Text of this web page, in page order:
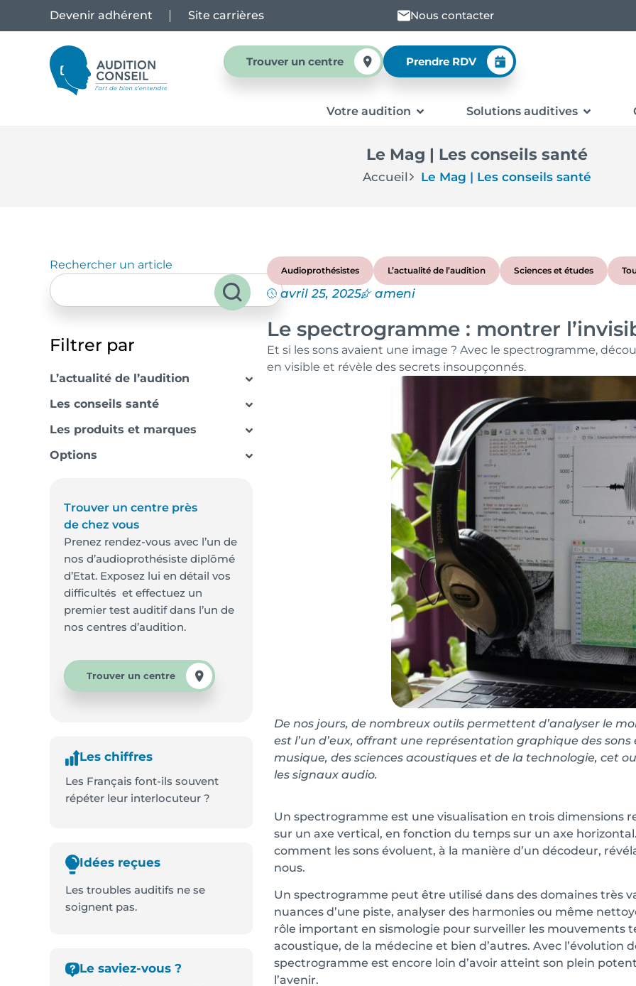
Devenir adhérent Site carrières Nous contacter
Trouver un centre Prendre RDV
Votre audition Solutions auditives
Le Mag | Les conseils santé
Accueil Le Mag | Les conseils santé
Rechercher un article
Filtrer par
L’actualité de l’audition
Les conseils santé
Les produits et marques
Options
Trouver un centre près
de chez vous
Prenez rendez-vous avec l’un de
nos d’audioprothésiste diplômé
d’Etat. Exposez lui en détail vos
difficultés et effectuez un
premier test auditif dans l’un de
nos centres d’audition.
Trouver un centre
Les chiffres
Les Français font-ils souvent
répéter leur interlocuteur ?
Idées reçues
Les troubles auditifs ne se
soignent pas.
Le saviez-vous ?
Audioprothésistes L’actualité de l’audition Sciences et études
avril 25, 2025 ameni
Le spectrogramme : montrer
Et si les sons avaient une image ? Avec le spectrogramme,
en visible et révèle des secrets insoupçonnés.
De nos jours, de nombreux outils permettent d’analyser le
est l’un d’eux, offrant une représentation graphique des
musique, des sciences acoustiques et de la technologie, cet
les signaux audio.
Un spectrogramme est une visualisation en trois dimensions
sur un axe vertical, en fonction du temps sur un axe
comment les sons évoluent, à la manière d’un décodeur,
nous.
Un spectrogramme peut être utilisé dans des domaines très
nuances d’une piste, analyser des harmonies ou même
rôle important en sismologie pour surveiller les mouvements
acoustique, de la médecine et bien d’autres. Avec l’évolution
spectrogramme est encore loin d’avoir atteint son plein
l’avenir.